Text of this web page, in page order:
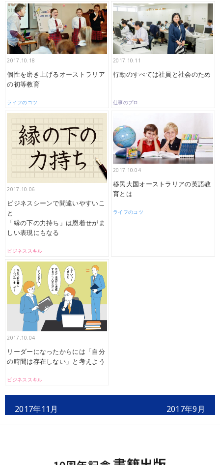
2017.10.18
個性を磨き上げるオーストラリア
の初等教育
ライフのコツ
2017.10.11
行動のすべては社員と社会のため
仕事のプロ
2017.10.06
ビジネスシーンで間違いやすいこ
と
「縁の下の力持ち」は恩着せがま
しい表現にもなる
ビジネススキル
2017.10.04
移民大国オーストラリアの英語教
育とは
ライフのコツ
2017.10.04
リーダーになったからには「自分
の時間は存在しない」と考えよう
ビジネススキル
2017年11月 2017年9月